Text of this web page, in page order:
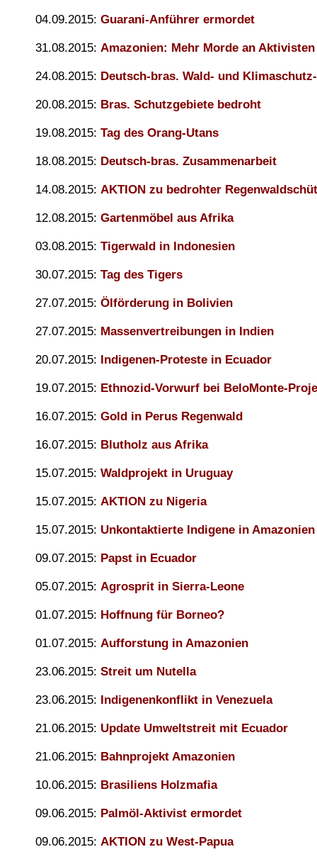
04.09.2015: Guarani-Anführer ermordet
31.08.2015: Amazonien: Mehr Morde an Aktivisten
24.08.2015: Deutsch-bras. Wald- und
20.08.2015: Bras. Schutzgebiete bedroht
19.08.2015: Tag des Orang-Utans
18.08.2015: Deutsch-bras. Zusammenarbeit
14.08.2015: AKTION zu bedrohter
12.08.2015: Gartenmöbel aus Afrika
03.08.2015: Tigerwald in Indonesien
30.07.2015: Tag des Tigers
27.07.2015: Ölförderung in Bolivien
27.07.2015: Massenvertreibungen in Indien
20.07.2015: Indigenen-Proteste in Ecuador
19.07.2015: Ethnozid-Vorwurf bei BeloMonte-
16.07.2015: Gold in Perus Regenwald
16.07.2015: Blutholz aus Afrika
15.07.2015: Waldprojekt in Uruguay
15.07.2015: AKTION zu Nigeria
15.07.2015: Unkontaktierte Indigene in Amazonien
09.07.2015: Papst in Ecuador
05.07.2015: Agrosprit in Sierra-Leone
01.07.2015: Hoffnung für Borneo?
01.07.2015: Aufforstung in Amazonien
23.06.2015: Streit um Nutella
23.06.2015: Indigenenkonflikt in Venezuela
21.06.2015: Update Umweltstreit mit Ecuador
21.06.2015: Bahnprojekt Amazonien
10.06.2015: Brasiliens Holzmafia
09.06.2015: Palmöl-Aktivist ermordet
09.06.2015: AKTION zu West-Papua